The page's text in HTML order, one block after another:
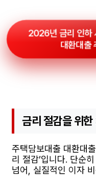
2026년 금리 인하
대환대출
금리 절감을 위
주택담보대출 대환대
리 절감’입니다. 단순
넘어, 실질적인 이자